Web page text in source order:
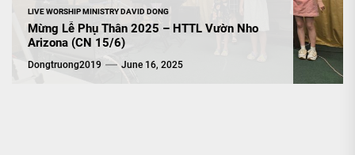
THRU
LIVE WORSHIP MINISTRY DAVID DONG
Mừng Lễ Phụ Thân 2025 – HTTL Vườn Nho
Arizona (CN 15/6)
Dongtruong2019 June 16, 2025